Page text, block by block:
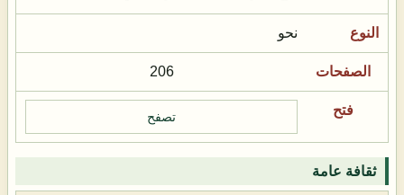
نحو
206
تصفح
ثقافة عامة